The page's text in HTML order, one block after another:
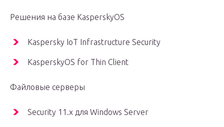
Решения на базе KasperskyOS
Kaspersky IoT Infrastructure Security
KasperskyOS for Thin Client
Файловые серверы
Security 11.x для Windows Server